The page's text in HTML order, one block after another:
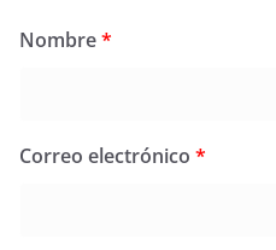
Nombre*
Correo electrónico *